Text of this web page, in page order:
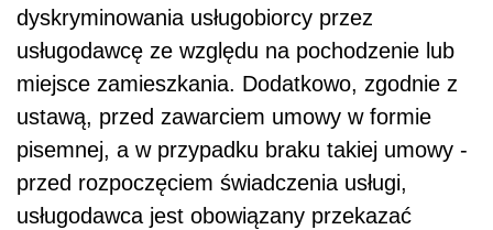
dyskryminowania usługobiorcy przez
usługodawcę ze względu na pochodzenie lub
miejsce zamieszkania. Dodatkowo, zgodnie z
ustawą, przed zawarciem umowy w formie
pisemnej, a w przypadku braku takiej umowy -
przed rozpoczęciem świadczenia usługi,
usługodawca jest obowiązany przekazać